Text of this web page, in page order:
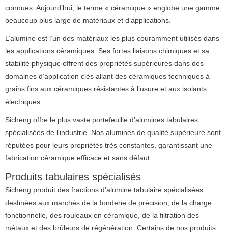
connues. Aujourd’hui, le terme « céramique » englobe une gamme
beaucoup plus large de matériaux et d’applications.
L’alumine est l’un des matériaux les plus couramment utilisés dans
les applications céramiques. Ses fortes liaisons chimiques et sa
stabilité physique offrent des propriétés supérieures dans des
domaines d’application clés allant des céramiques techniques à
grains fins aux céramiques résistantes à l’usure et aux isolants
électriques.
Sicheng offre le plus vaste portefeuille d’alumines tabulaires
spécialisées de l’industrie. Nos alumines de qualité supérieure sont
réputées pour leurs propriétés très constantes, garantissant une
fabrication céramique efficace et sans défaut.
Produits tabulaires spécialisés
Sicheng produit des fractions d’alumine tabulaire spécialisées
destinées aux marchés de la fonderie de précision, de la charge
fonctionnelle, des rouleaux en céramique, de la filtration des
métaux et des brûleurs de régénération. Certains de nos produits